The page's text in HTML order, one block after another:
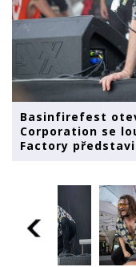
Basinfirefest
Corporation se
Factory